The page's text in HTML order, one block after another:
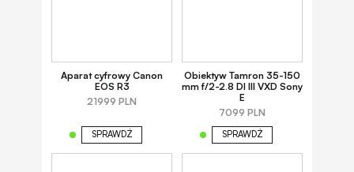
Aparat cyfrowy Canon
EOS R3
21999 PLN
SPRAWDŹ
Obiektyw Tamron 35-150
mm f/2-2.8 DI III VXD Sony
E
7099 PLN
SPRAWDŹ